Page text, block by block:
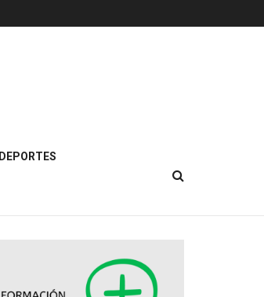
DEPORTES